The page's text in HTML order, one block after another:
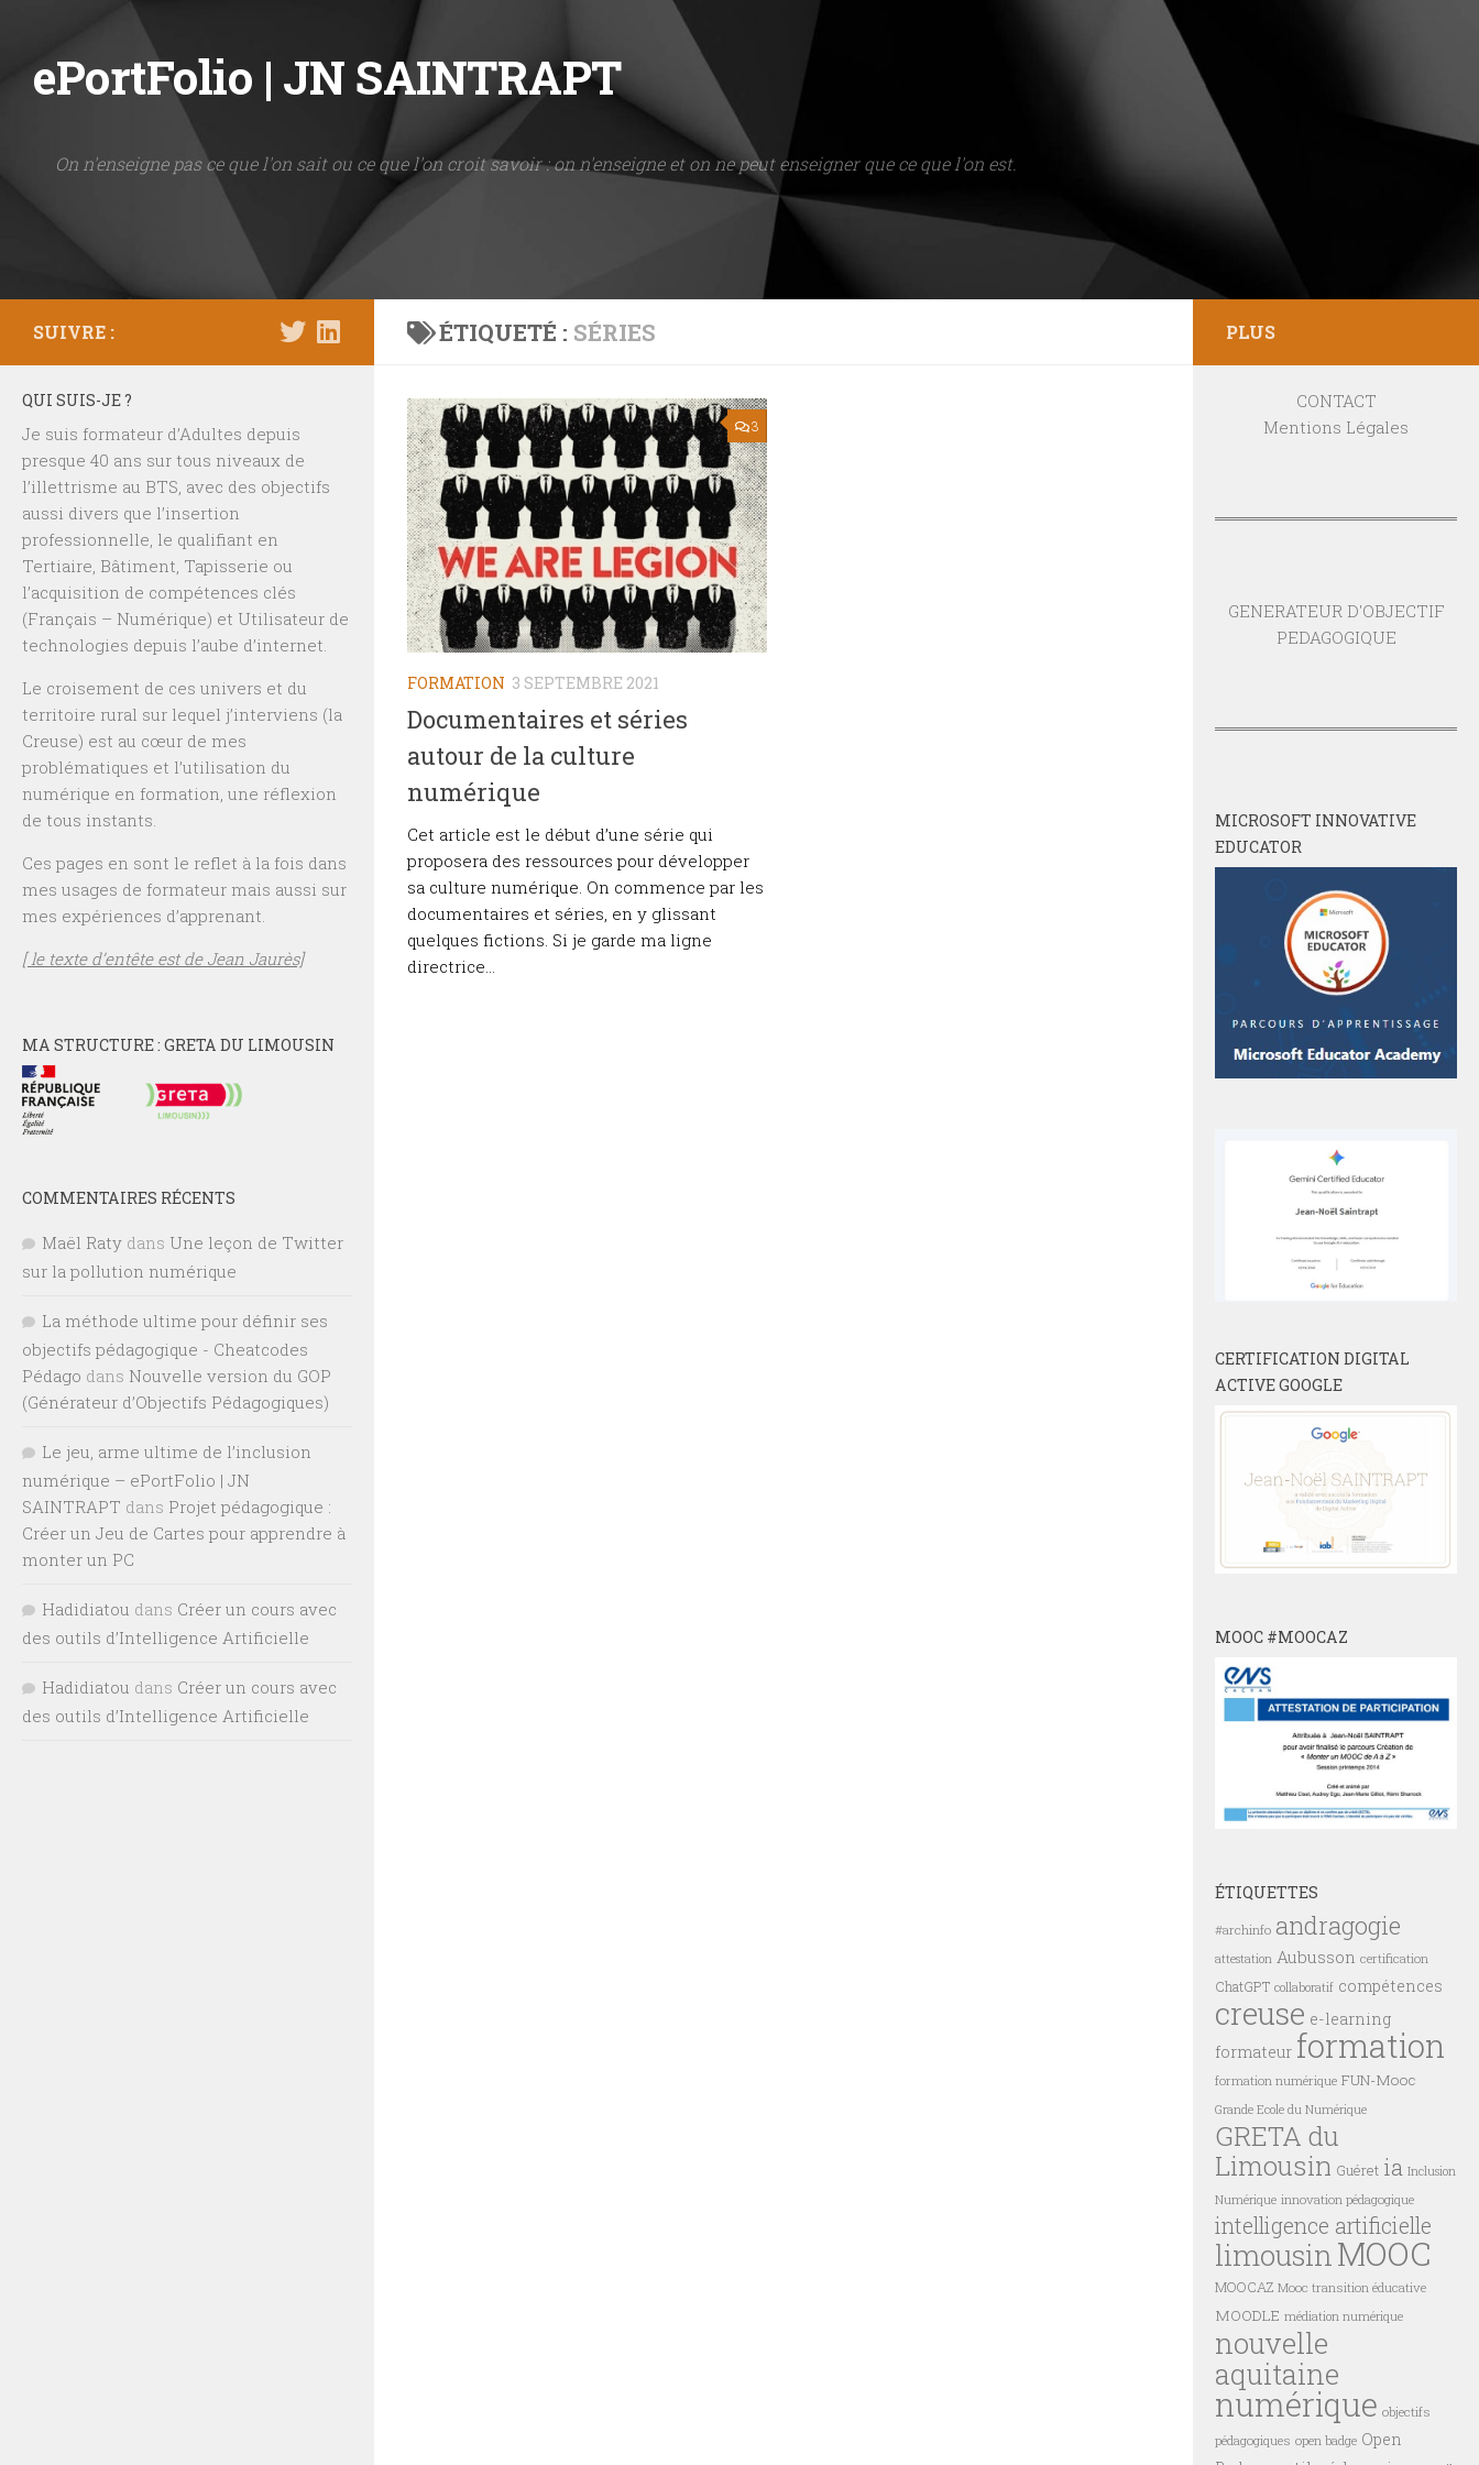
Skip to content
ePortFolio | JN SAINTRAPT
On n'enseigne pas ce que l'on sait ou ce que l'on croit savoir : on n'enseigne et on ne peut enseigner que ce que l'on est.
ÉTIQUETÉ : SÉRIES
3
FORMATION 3 SEPTEMBRE 2021
Documentaires et séries
autour de la culture
numérique
Cet article est le début d’une série qui
proposera des ressources pour développer
sa culture numérique. On commence par les
documentaires et séries, en y glissant
quelques fictions. Si je garde ma ligne
directrice...
SUIVRE :
QUI SUIS-JE ?
Je suis formateur d’Adultes depuis
presque 40 ans sur tous niveaux de
l’illettrisme au BTS, avec des objectifs
aussi divers que l’insertion
professionnelle, le qualifiant en
Tertiaire, Bâtiment, Tapisserie ou
l’acquisition de compétences clés
(Français – Numérique) et Utilisateur de
technologies depuis l’aube d’internet.
Le croisement de ces univers et du
territoire rural sur lequel j’interviens (la
Creuse) est au cœur de mes
problématiques et l’utilisation du
numérique en formation, une réflexion
de tous instants.
Ces pages en sont le reflet à la fois dans
mes usages de formateur mais aussi sur
mes expériences d’apprenant.
[ le texte d’entête est de Jean Jaurès]
MA STRUCTURE : GRETA DU LIMOUSIN
COMMENTAIRES RÉCENTS
Maël Raty dans Une leçon de Twitter
sur la pollution numérique
La méthode ultime pour définir ses
objectifs pédagogique - Cheatcodes
Pédago dans Nouvelle version du GOP
(Générateur d’Objectifs Pédagogiques)
Le jeu, arme ultime de l’inclusion
numérique – ePortFolio | JN
SAINTRAPT dans Projet pédagogique :
Créer un Jeu de Cartes pour apprendre à
monter un PC
Hadidiatou dans Créer un cours avec
des outils d’Intelligence Artificielle
Hadidiatou dans Créer un cours avec
des outils d’Intelligence Artificielle
PLUS
CONTACT
Mentions Légales
GENERATEUR D'OBJECTIF
PEDAGOGIQUE
MICROSOFT INNOVATIVE
EDUCATOR
CERTIFICATION DIGITAL
ACTIVE GOOGLE
MOOC #MOOCAZ
ÉTIQUETTES
#archinfo andragogie
attestation Aubusson certification
ChatGPT collaboratif compétences
creuse e-learning
formateur formation
formation numérique FUN-Mooc
Grande Ecole du Numérique
GRETA du
Limousin Guéret ia Inclusion
Numérique innovation pédagogique
intelligence artificielle
limousin MOOC
MOOCAZ Mooc transition éducative
MOODLE médiation numérique
nouvelle
aquitaine
numérique objectifs
pédagogiques open badge Open